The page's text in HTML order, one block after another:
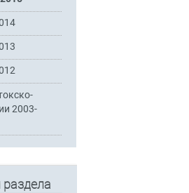
2003-
раздела